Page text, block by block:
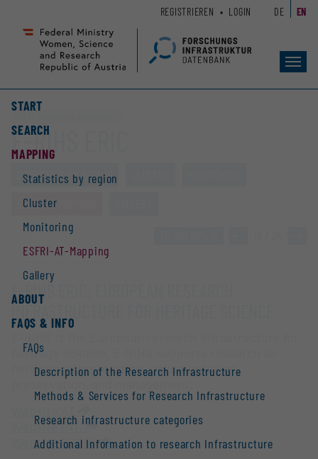
Seiteninhalt
Accesskey
Hauptnavigation
Accesskey
START
SEARCH
MAPPING
Statistics by region
Cluster
Monitoring
ESFRI-AT-Mapping
Gallery
ABOUT
FAQS & INFO
FAQs
Description of the Research Infrastructure
Methods & Services for Research Infrastructure
Research infrastructure categories
Additional Information to research Infrastructure
REGISTRIEREN LOGIN DE EN
E-RIHS ERIC
STATISTICS BY REGION
ESFRI-AT-MAPPING
E-RIHS ERIC: EUROPEAN RESEARCH
INFRASTRUCTURE FOR HERITAGE SCIENCE
heritage science. E-RIHS supports research on
heritage interpretation, documentation,
preservation, and management.
Website INT.
Website ESFRI